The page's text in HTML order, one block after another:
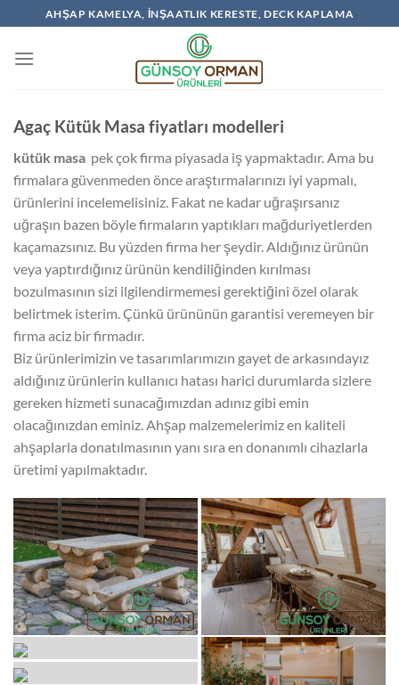
AHŞAP KAMELYA, İNŞAATLIK KERESTE, DECK KAPLAMA
Agaç Kütük Masa fiyatları modelleri
kütük masa pek çok firma piyasada iş yapmaktadır. Ama bu
firmalara güvenmeden önce araştırmalarınızı iyi yapmalı,
ürünlerini incelemelisiniz. Fakat ne kadar uğraşırsanız
uğraşın bazen böyle firmaların yaptıkları mağduriyetlerden
kaçamazsınız. Bu yüzden firma her şeydir. Aldığınız ürünün
veya yaptırdığınız ürünün kendiliğinden kırılması
bozulmasının sizi ilgilendirmemesi gerektiğini özel olarak
belirtmek isterim. Çünkü ürününün garantisi veremeyen bir
firma aciz bir firmadır.
Biz ürünlerimizin ve tasarımlarımızın gayet de arkasındayız
aldığınız ürünlerin kullanıcı hatası harici durumlarda sizlere
gereken hizmeti sunacağımızdan adınız gibi emin
olacağınızdan eminiz. Ahşap malzemelerimiz en kaliteli
ahşaplarla donatılmasının yanı sıra en donanımlı cihazlarla
üretimi yapılmaktadır.